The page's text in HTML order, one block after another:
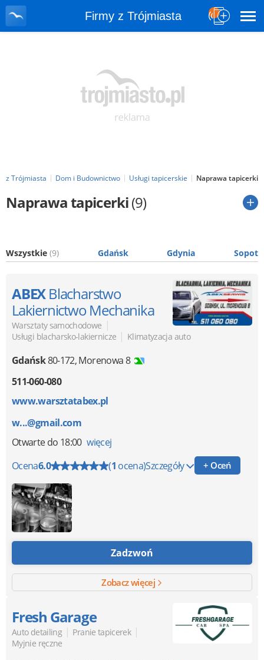
Firmy z Trójmiasta
z Trójmiasta Dom i Budownictwo Usługi tapicerskie Naprawa tapicerki
Naprawa tapicerki(9)
Wszystkie (9) Gdańsk Gdynia Sopot
ABEX Blacharstwo
Lakiernictwo Mechanika
Warsztaty samochodowe |
Usługi blacharsko-lakiernicze | Klimatyzacja auto
Gdańsk80-172,Morenowa 8
511-060-080
www.warsztatabex.pl
w...@gmail.com
Otwartedo 18:00 więcej
Ocena6.0 (1 ocena)Szczegóły + Oceń
Zadzwoń
Zobacz więcej
Fresh Garage
Auto detailing | Pranie tapicerek |
Myjnie ręczne